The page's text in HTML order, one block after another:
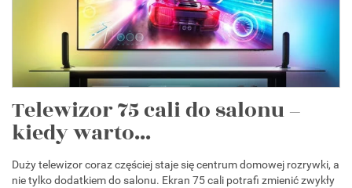
Telewizor 75 cali do salonu –
kiedy warto...
Duży telewizor coraz częściej staje się centrum domowej rozrywki, a
nie tylko dodatkiem do salonu. Ekran 75 cali potrafi zmienić zwykły